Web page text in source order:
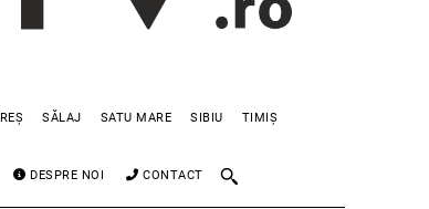
SĂLAJ SATU MARE SIBIU TIMIȘ
DESPRE NOI CONTACT